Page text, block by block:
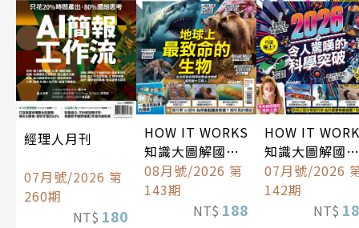
經理人月刊
07月號/2026 第
260期
NT$ 180
HOW IT WORKS
知識大圖解國際
中文版
08月號/2026 第
143期
NT$ 188
HOW IT
知識大圖解國際
中文版
07月號/2026
142期
NT$